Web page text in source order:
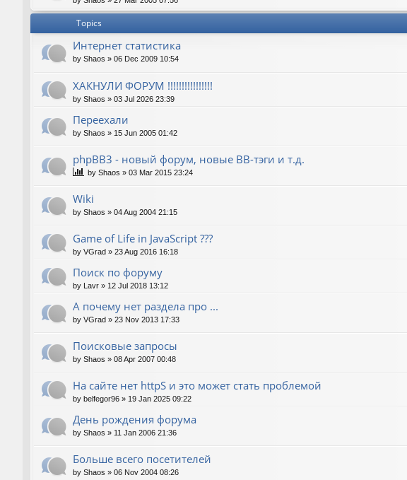
Topics
Интернет статистика
by Shaos » 06 Dec 2009 10:54
ХАКНУЛИ ФОРУМ !!!!!!!!!!!!!!!!
by Shaos » 03 Jul 2026 23:39
Переехали
by Shaos » 15 Jun 2005 01:42
phpBB3 - новый форум, новые BB-тэги и т.д.
by Shaos » 03 Mar 2015 23:24
Wiki
by Shaos » 04 Aug 2004 21:15
Game of Life in JavaScript ???
by VGrad » 23 Aug 2016 16:18
Поиск по форуму
by Lavr » 12 Jul 2018 13:12
А почему нет раздела про ...
by VGrad » 23 Nov 2013 17:33
Поисковые запросы
by Shaos » 08 Apr 2007 00:48
На сайте нет httpS и это может стать проблемой
by belfegor96 » 19 Jan 2025 09:22
День рождения форума
by Shaos » 11 Jan 2006 21:36
Больше всего посетителей
by Shaos » 06 Nov 2004 08:26